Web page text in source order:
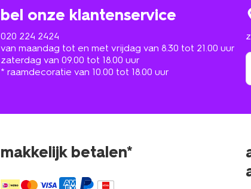
bel onze klantenservice
020 224 2424
van maandag tot en met vrijdag van 8.30 tot 21.00 uur
zaterdag van 09.00 tot 18.00 uur
* raamdecoratie van 10.00 tot 18.00 uur
makkelijk betalen*